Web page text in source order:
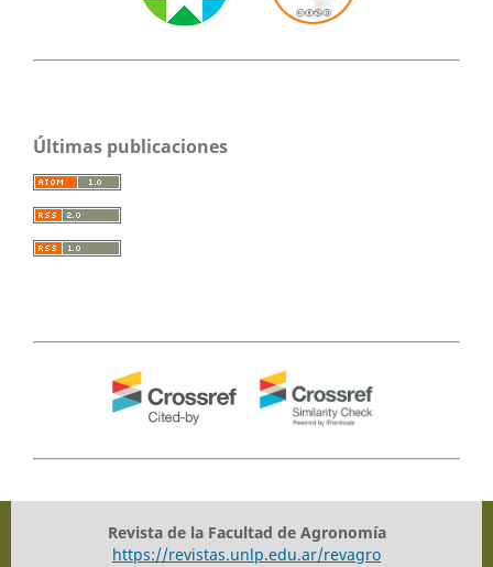
Últimas publicaciones
Revista de la Facultad de Agronomía
https://revistas.unlp.edu.ar/revagro